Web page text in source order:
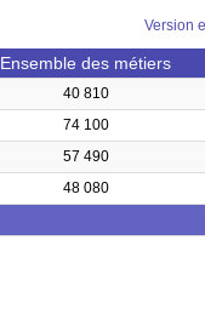
Version
Ensemble des métiers
40 810
74 100
57 490
48 080